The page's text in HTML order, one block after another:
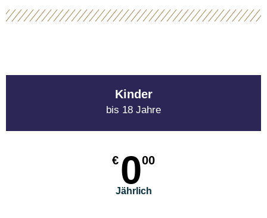
Kinder
bis 18 Jahre
€ 000
Jährlich